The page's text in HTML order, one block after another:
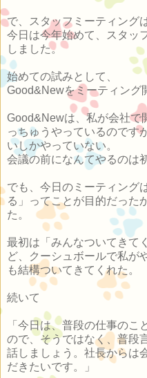
で、スタッフミーティング
今日は今年始めて、スタッ
しました。
始めての試みとして、
Good&Newをミーティング
Good&Newは、私が会社で
っちゅうやっているのです
いしかやっていない。
会議の前になんてやるのは
でも、今日のミーティング
る」ってことが目的だった
た。
最初は「みんなついてき
ど、クーシュボールで私が
も結構ついてきてくれた。
続いて
「今日は、普段の仕事の
ので、そうではなく、普段
話しましょう。社長からは
だきたいです。」